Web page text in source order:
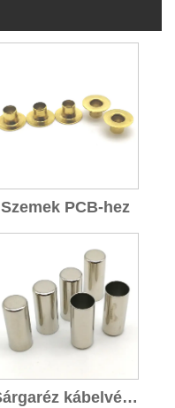
Szemek PCB-hez
Sárgaréz kábelvégsapka